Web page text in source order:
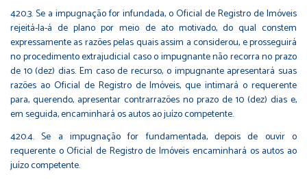
420.3. Se a impugnação for infundada, o Oficial de Registro de Imóveis
rejeitá-la-á de plano por meio de ato motivado, do qual constem
expressamente as razões pelas quais assim a considerou, e prosseguirá
no procedimento extrajudicial caso o impugnante não recorra no prazo
de 10 (dez) dias. Em caso de recurso, o impugnante apresentará suas
razões ao Oficial de Registro de Imóveis, que intimará o requerente
para, querendo, apresentar contrarrazões no prazo de 10 (dez) dias e,
em seguida, encaminhará os autos ao juízo competente.
420.4. Se a impugnação for fundamentada, depois de ouvir o
requerente o Oficial de Registro de Imóveis encaminhará os autos ao
juízo competente.